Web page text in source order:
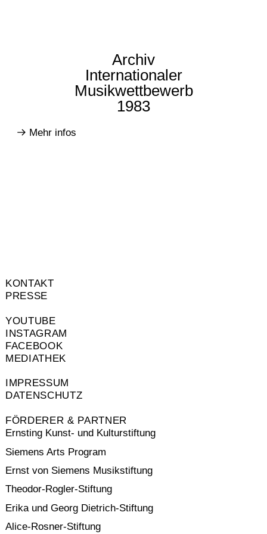
Archiv
Internationaler
Musikwettbewerb
1983
Mehr infos
KONTAKT
PRESSE
YOUTUBE
INSTAGRAM
FACEBOOK
MEDIATHEK
IMPRESSUM
DATENSCHUTZ
FÖRDERER & PARTNER
Ernsting Kunst- und Kulturstiftung
Siemens Arts Program
Ernst von Siemens Musikstiftung
Theodor-Rogler-Stiftung
Erika und Georg Dietrich-Stiftung
Alice-Rosner-Stiftung